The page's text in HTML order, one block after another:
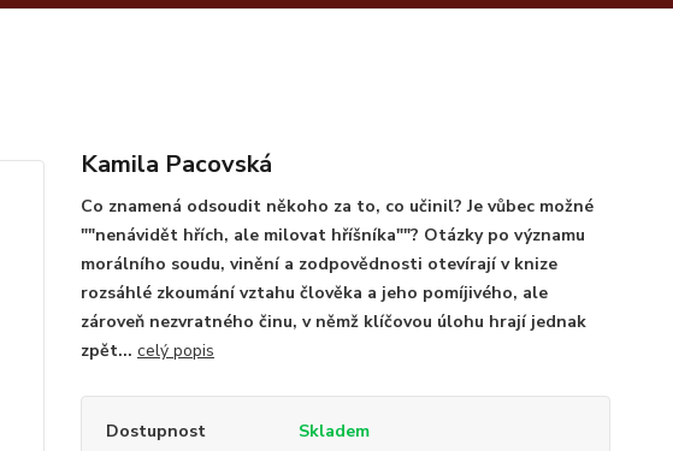
Kamila Pacovská
Co znamená odsoudit někoho za to, co učinil? Je vůbec možné
""nenávidět hřích, ale milovat hříšníka""? Otázky po významu
morálního soudu, vinění a zodpovědnosti otevírají v knize
rozsáhlé zkoumání vztahu člověka a jeho pomíjivého, ale
zároveň nezvratného činu, v němž klíčovou úlohu hrají jednak
zpět... celý popis
Dostupnost Skladem